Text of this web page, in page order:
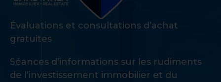
Évaluations et consultations d’achat
gratuites
Séances d’informations sur les rudiments
de l’investissement immobilier et du